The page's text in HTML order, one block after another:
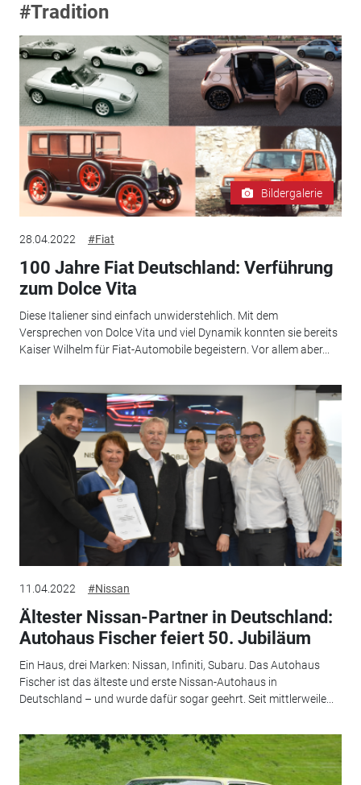
#Tradition
Bildergalerie
28.04.2022 #Fiat
100 Jahre Fiat Deutschland: Verführung
zum Dolce Vita
Diese Italiener sind einfach unwiderstehlich. Mit dem
Versprechen von Dolce Vita und viel Dynamik konnten sie bereits
Kaiser Wilhelm für Fiat-Automobile begeistern. Vor allem aber...
11.04.2022 #Nissan
Ältester Nissan-Partner in Deutschland:
Autohaus Fischer feiert 50. Jubiläum
Ein Haus, drei Marken: Nissan, Infiniti, Subaru. Das Autohaus
Fischer ist das älteste und erste Nissan-Autohaus in
Deutschland – und wurde dafür sogar geehrt. Seit mittlerweile...